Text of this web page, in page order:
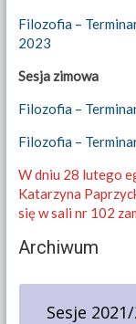
Filozofia –
2023
Sesja zimowa
Filozofia –
Filozofia –
W dniu 28 lutego
Katarzyna
się w sali nr 102
Archiwum
Sesje